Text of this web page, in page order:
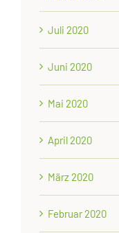
Juli 2020
Juni 2020
Mai 2020
April 2020
März 2020
Februar 2020